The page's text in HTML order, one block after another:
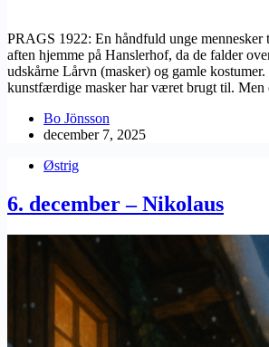
PRAGS 1922: En håndfuld unge
aften hjemme på Hanslerhof, da de falder
udskårne Lårvn (masker) og gamle
kunstfærdige masker har været brugt til.
Bo Jönsson
december 7, 2025
Østrig
6. december – Nikolaus